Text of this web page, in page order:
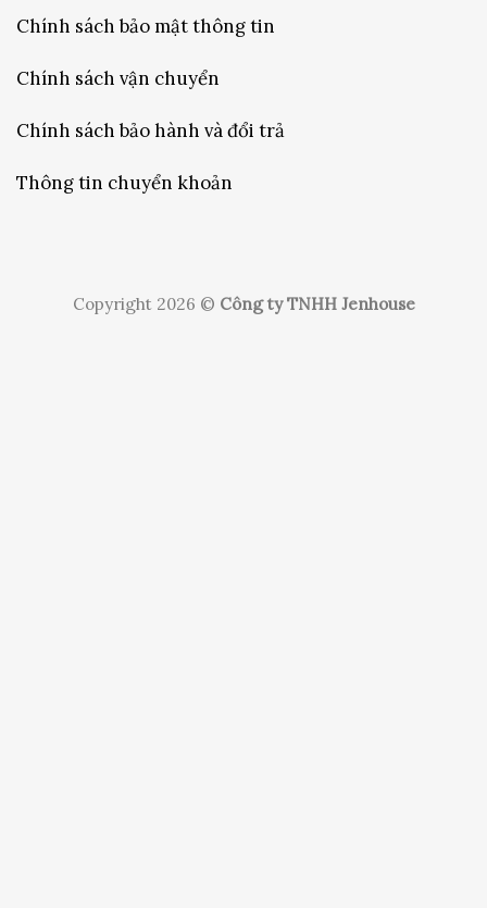
Chính sách bảo mật thông tin
Chính sách vận chuyển
Chính sách bảo hành và đổi trả
Thông tin chuyển khoản
Copyright 2026 © Công ty TNHH Jenhouse